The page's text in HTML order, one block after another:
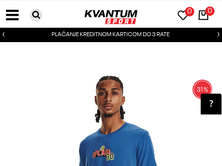
0
0
PLAĆANJE KREDITNOM KARTICOM DO 3 RATE
31%